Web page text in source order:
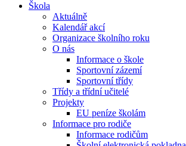
Škola
Aktuálně
Kalendář akcí
Organizace školního roku
O nás
Informace o škole
Sportovní zázemí
Sportovní třídy
Třídy a třídní učitelé
Projekty
EU peníze školám
Informace pro rodiče
Informace rodičům